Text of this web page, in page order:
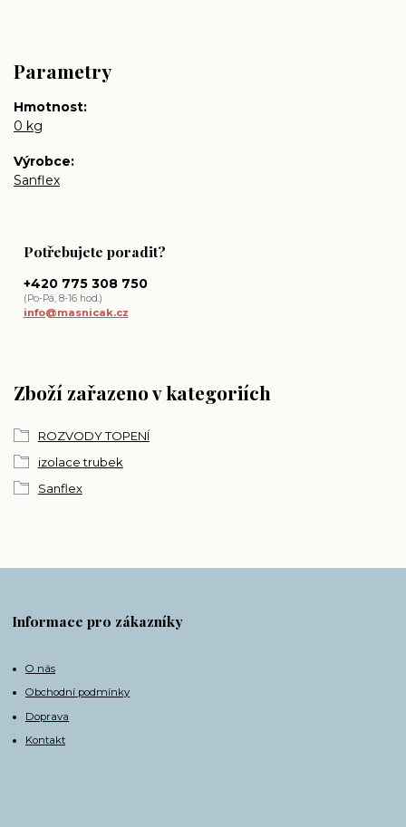
Parametry
Hmotnost
0 kg
Výrobce
Sanflex
Zboží zařazeno v kategoriích
ROZVODY TOPENÍ
izolace trubek
Sanflex
Potřebujete poradit?
+420 775 308 750
(Po-Pá, 8-16 hod.)
info@masnicak.cz
Informace pro zákazníky
O nás
Obchodní podmínky
Doprava
Kontakt